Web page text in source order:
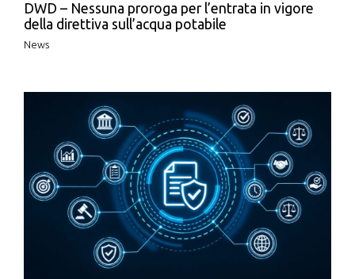
DWD – Nessuna proroga per l’entrata in vigore
della direttiva sull’acqua potabile
News